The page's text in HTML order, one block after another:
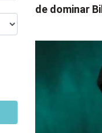
de dominar